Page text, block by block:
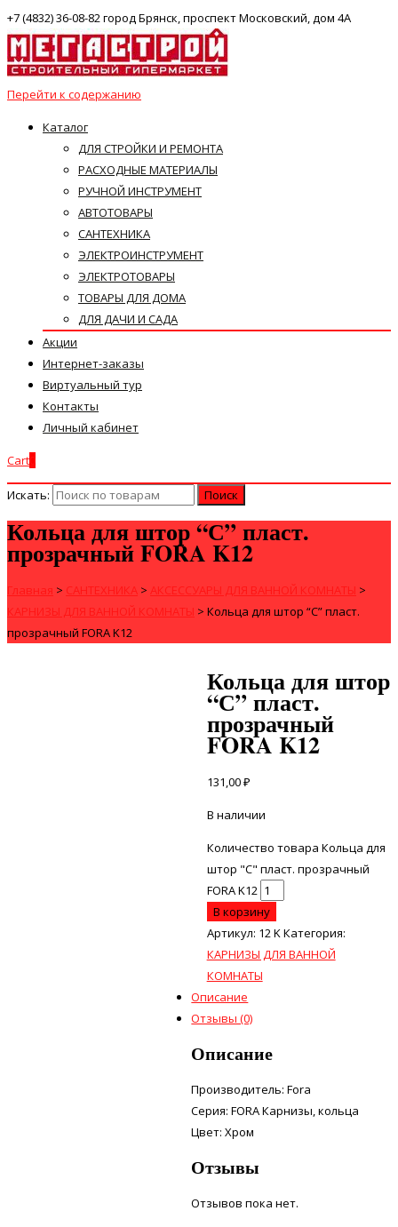
+7 (4832) 36-08-82 город Брянск, проспект Московский, дом 4А
Перейти к содержанию
Каталог
ДЛЯ СТРОЙКИ И РЕМОНТА
РАСХОДНЫЕ МАТЕРИАЛЫ
РУЧНОЙ ИНСТРУМЕНТ
АВТОТОВАРЫ
САНТЕХНИКА
ЭЛЕКТРОИНСТРУМЕНТ
ЭЛЕКТРОТОВАРЫ
ТОВАРЫ ДЛЯ ДОМА
ДЛЯ ДАЧИ И САДА
Акции
Интернет-заказы
Виртуальный тур
Контакты
Личный кабинет
Cart
Искать:
Кольца для штор “С” пласт.
прозрачный FORA K12
Главная > САНТЕХНИКА > АКСЕССУАРЫ ДЛЯ ВАННОЙ КОМНАТЫ >
КАРНИЗЫ ДЛЯ ВАННОЙ КОМНАТЫ > Кольца для штор “С” пласт.
прозрачный FORA K12
Кольца для штор
“С” пласт.
прозрачный
FORA K12
131,00₽
В наличии
Количество товара Кольца для
штор "С" пласт. прозрачный
FORA K12
В корзину
Артикул: 12 KКатегория:
КАРНИЗЫ ДЛЯ ВАННОЙ
КОМНАТЫ
Описание
Отзывы (0)
Описание
Производитель: Fora
Серия: FORA Карнизы, кольца
Цвет: Хром
Отзывы
Отзывов пока нет.